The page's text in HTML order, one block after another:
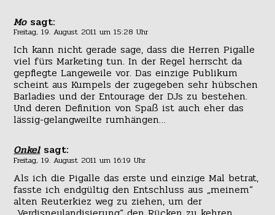
Mo sagt:
Freitag, 19. August 2011 um 15:28 Uhr
Ich kann nicht gerade sage, dass die Herren Pigalle
viel fürs Marketing tun. In der Regel herrscht da
gepflegte Langeweile vor. Das einzige Publikum
scheint aus Kumpels der zugegeben sehr hübschen
Barladies und der Entourage der DJs zu bestehen.
Und deren Definition von Spaß ist auch eher das
lässig-gelangweilte rumhängen…
Onkel sagt:
Freitag, 19. August 2011 um 16:19 Uhr
Als ich die Pigalle das erste und einzige Mal betrat,
fasste ich endgültig den Entschluss aus „meinem“
alten Reuterkiez weg zu ziehen, um der